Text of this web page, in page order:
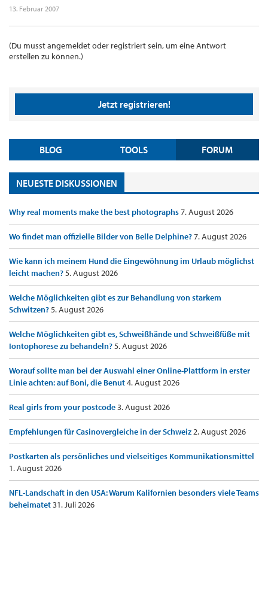
13. Februar 2007
(Du musst angemeldet oder registriert sein, um eine Antwort
erstellen zu können.)
Jetzt registrieren!
BLOG TOOLS FORUM
NEUESTE DISKUSSIONEN
Why real moments make the best photographs7. August 2026
Wo findet man offizielle Bilder von Belle Delphine?7. August 2026
Wie kann ich meinem Hund die Eingewöhnung im Urlaub möglichst
leicht machen?5. August 2026
Welche Möglichkeiten gibt es zur Behandlung von starkem
Schwitzen?5. August 2026
Welche Möglichkeiten gibt es, Schweißhände und Schweißfüße mit
Iontophorese zu behandeln?5. August 2026
Worauf sollte man bei der Auswahl einer Online-Plattform in erster
Linie achten: auf Boni, die Benut4. August 2026
Real girls from your postcode3. August 2026
Empfehlungen für Casinovergleiche in der Schweiz2. August 2026
Postkarten als persönliches und vielseitiges Kommunikationsmittel
1. August 2026
NFL-Landschaft in den USA: Warum Kalifornien besonders viele Teams
beheimatet31. Juli 2026